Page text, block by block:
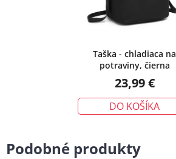
Taška - chladiaca na
potraviny, čierna
23,99 €
DO KOŠÍKA
Podobné produkty